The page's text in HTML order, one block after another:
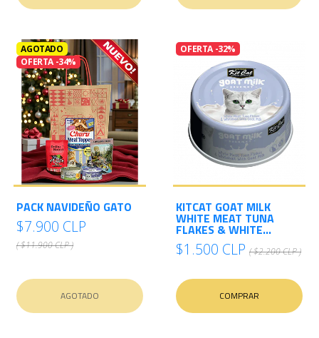
AGOTADO
OFERTA -34%
PACK NAVIDEÑO GATO
$7.900 CLP
( $11.900 CLP )
AGOTADO
OFERTA -32%
KITCAT GOAT MILK
WHITE MEAT TUNA
FLAKES & WHITE...
$1.500 CLP ( $2.200 CLP )
COMPRAR